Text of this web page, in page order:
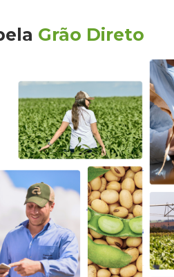
Grão Direto